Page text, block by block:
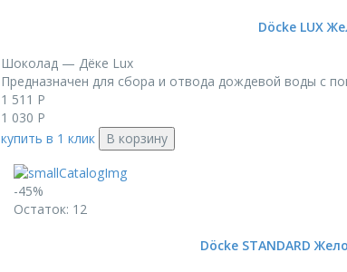
Döcke LUX
Шоколад — Дёке Lux
Предназначен для сбора и отвода дождевой воды с
1 511 Р
1 030 Р
купить в 1 клик
В корзину
-45%
Остаток: 12
Döcke STANDARD